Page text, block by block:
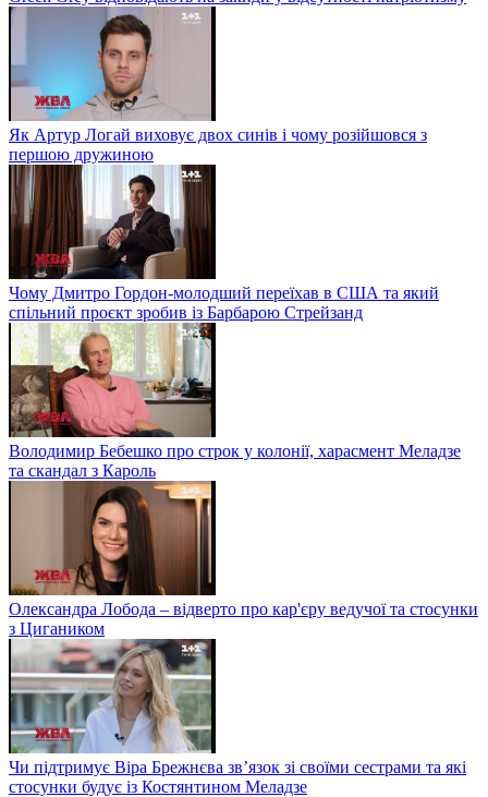
Як Артур Логай виховує двох синів і чому розійшовся з
першою дружиною
Чому Дмитро Гордон-молодший переїхав в США та який
спільний проєкт зробив із Барбарою Стрейзанд
Володимир Бебешко про строк у колонії, харасмент Меладзе
та скандал з Кароль
Олександра Лобода – відверто про кар'єру ведучої та стосунки
з Цигаником
Чи підтримує Віра Брежнєва зв’язок зі своїми сестрами та які
стосунки будує із Костянтином Меладзе